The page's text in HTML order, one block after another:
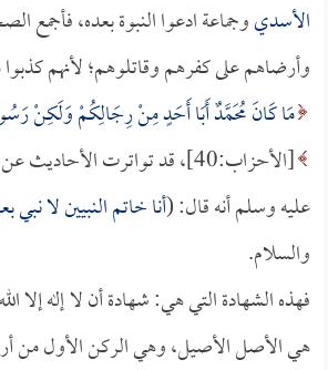
الأسديوجماعة ادعوا النبوة بعده، فأجمع
وأرضاهم على كفرهم وقاتلوهم؛ لأنهم
مَا كَانَ مُحَمَّدٌ أَبَا أَحَدٍ مِنْ رِجَالِكُمْ وَلَكِنْ
[الأحزاب:40]، قد تواترت
عليه وسلم أنه قال: (أنا خاتم النبيين لا نبي
والسلام.
فهذه الشهادة التي هي: شهادة أن لا إله إلا
هي الأصل الأصيل، وهي الركن الأول من